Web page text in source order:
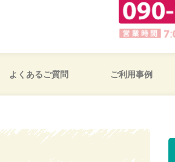
よくあるご質問 ご利用事例